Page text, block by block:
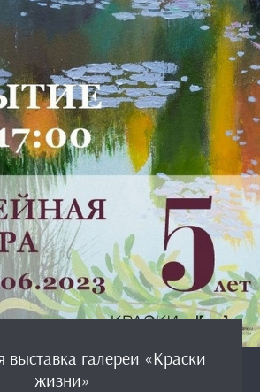
галереи «Краски
жизни»